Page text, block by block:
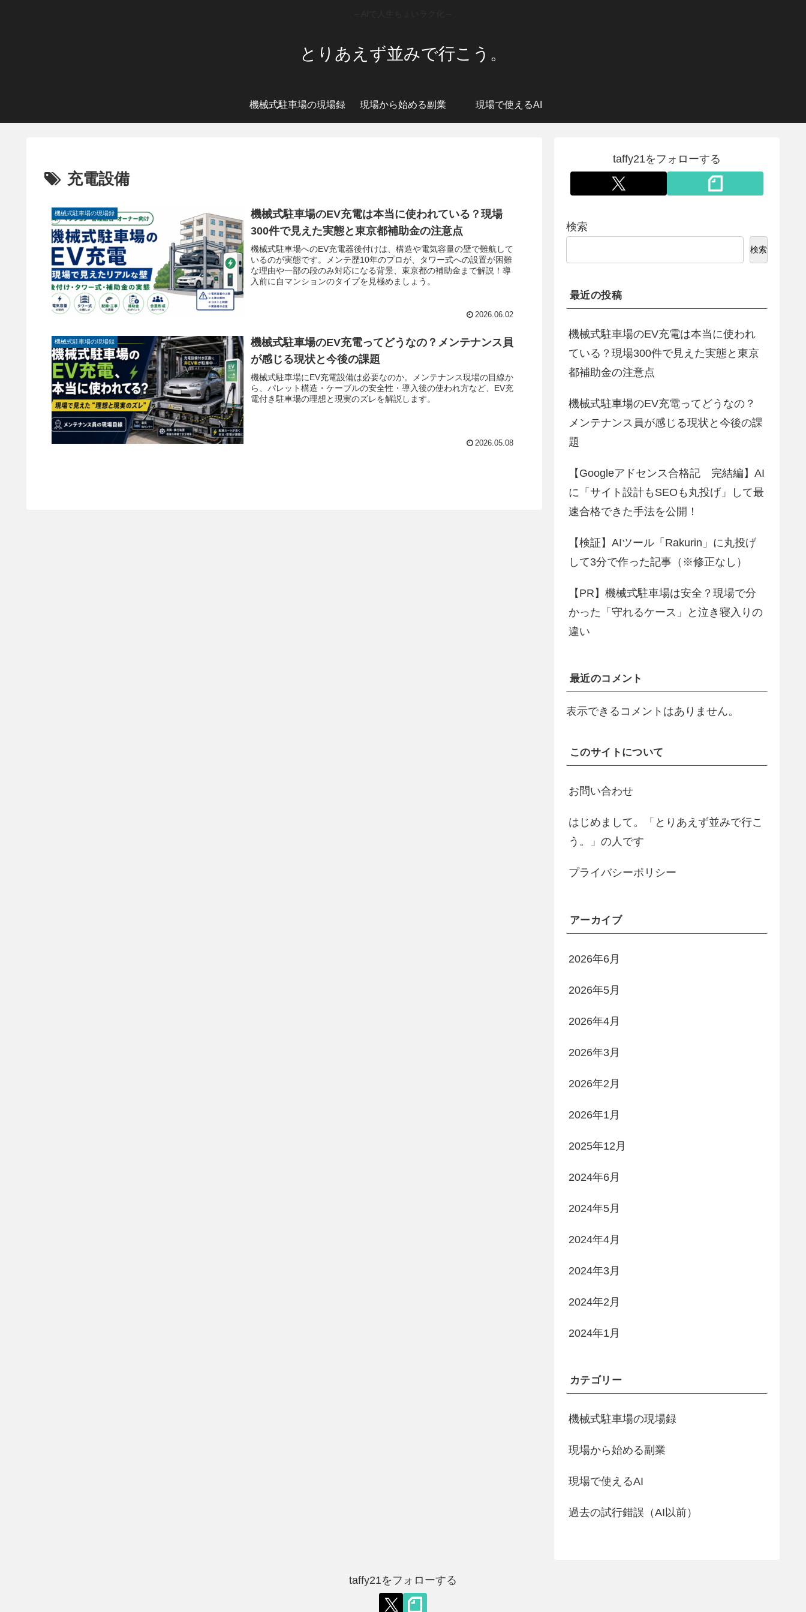
とりあえず並みで行こう。
機械式駐車場の現場録 現場から始める副業 現場で使えるAI
充電設備
機械式駐車場の現場録
機械式駐車場のEV充電は本当に使われている？現場
300件で見えた実態と東京都補助金の注意点
機械式駐車場へのEV充電器後付けは、構造や電気容量の壁で難航して
いるのが実態です。メンテ歴10年のプロが、タワー式への設置が困難
な理由や一部の段のみ対応になる背景、東京都の補助金まで解説！導
入前に自マンションのタイプを見極めましょう。
2026.06.02
機械式駐車場の現場録
機械式駐車場のEV充電ってどうなの？メンテナンス員
が感じる現状と今後の課題
機械式駐車場にEV充電設備は必要なのか。メンテナンス現場の目線か
ら、パレット構造・ケーブルの安全性・導入後の使われ方など、EV充
電付き駐車場の理想と現実のズレを解説します。
2026.05.08
taffy21をフォローする
検索
検索
最近の投稿
機械式駐車場のEV充電は本当に使われ
ている？現場300件で見えた実態と東京
都補助金の注意点
機械式駐車場のEV充電ってどうなの？
メンテナンス員が感じる現状と今後の課
題
【Googleアドセンス合格記 完結編】AI
に「サイト設計もSEOも丸投げ」して最
速合格できた手法を公開！
【検証】AIツール「Rakurin」に丸投げ
して3分で作った記事（※修正なし）
【PR】機械式駐車場は安全？現場で分
かった「守れるケース」と泣き寝入りの
違い
最近のコメント
表示できるコメントはありません。
このサイトについて
お問い合わせ
はじめまして。「とりあえず並みで行こ
う。」の人です
プライバシーポリシー
アーカイブ
2026年6月
2026年5月
2026年4月
2026年3月
2026年2月
2026年1月
2025年12月
2024年6月
2024年5月
2024年4月
2024年3月
2024年2月
2024年1月
カテゴリー
機械式駐車場の現場録
現場から始める副業
現場で使えるAI
過去の試行錯誤（AI以前）
taffy21をフォローする